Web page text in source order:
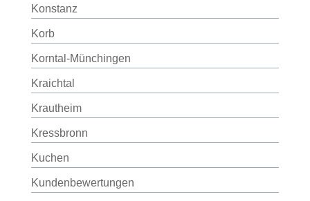
Konstanz
Korb
Korntal-Münchingen
Kraichtal
Krautheim
Kressbronn
Kuchen
Kundenbewertungen